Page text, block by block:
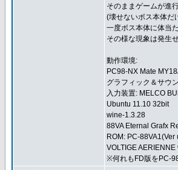
そのままゲームが進
(壊せないボス本体だ
一度ボス本体に体当
その様な現象は発生
動作環境:
PC98-NX Mate
グラフィック＆サウ
入力装置: MELCO
Ubuntu 11.10 32bit
wine-1.3.28
88VA Eternal Grafx
ROM: PC-
VOLTIGE
※何れもFD版をPC-